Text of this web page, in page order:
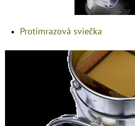
Protimrazová sviečka